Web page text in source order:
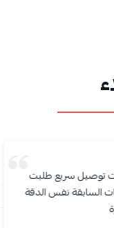
توصيل سريع طلبت
السابقة نفس الدقة